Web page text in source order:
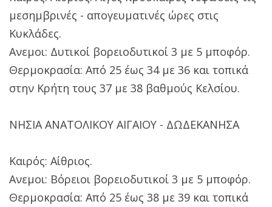
μεσημβρινές - απογευματινές ώρες στις
Κυκλάδες.
Ανεμοι: Δυτικοί βορειοδυτικοί 3 με 5 μποφόρ.
Θερμοκρασία: Από 25 έως 34 με 36 και τοπικά
στην Κρήτη τους 37 με 38 βαθμούς Κελσίου.
ΝΗΣΙΑ ΑΝΑΤΟΛΙΚΟΥ ΑΙΓΑΙΟΥ - ΔΩΔΕΚΑΝΗΣΑ
Καιρός: Αίθριος.
Ανεμοι: Βόρειοι βορειοδυτικοί 3 με 5 μποφόρ.
Θερμοκρασία: Από 25 έως 38 με 39 και τοπικά